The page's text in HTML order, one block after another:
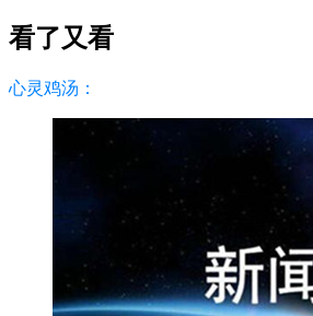
看了又看
心灵鸡汤：